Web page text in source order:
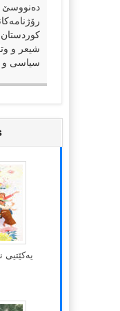
دەنووسێ
کوردستان
شیعر و
سیاسی و
یەکێتیی